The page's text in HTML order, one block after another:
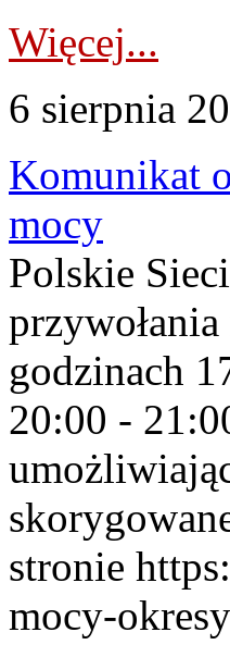
Więcej...
6 sierpnia
Komunikat
mocy
Polskie
godzinach
20:00 -
stronie
mocy-